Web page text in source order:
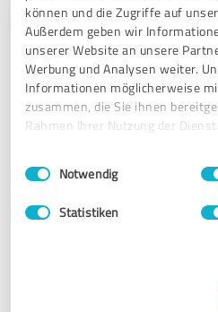
können und die Zugriffe auf
Außerdem geben wir
unserer Website an unsere
Werbung und Analysen weiter.
Informationen möglicherweise
zusammen, die Sie ihnen
Rahmen Ihrer Nutzung der
Impressum
Einwilligungsauswahl
Notwendig
Statistiken
28.04.2023 Patric L.
5,00 von 5
SEHR GUT
Mit 65 Lebensjahren hat man
Durch die Empfehlung von
ziehe ich Resümee: Äussert
Senior- sowie Juniorchef/ in.
Gruppenzuordnung zu den